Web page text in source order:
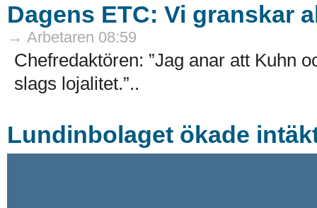
Dagens ETC: Vi granskar
→ Arbetaren 08:59
Chefredaktören: ”Jag anar att Kuhn
slags lojalitet.”..
Lundinbolaget ökade